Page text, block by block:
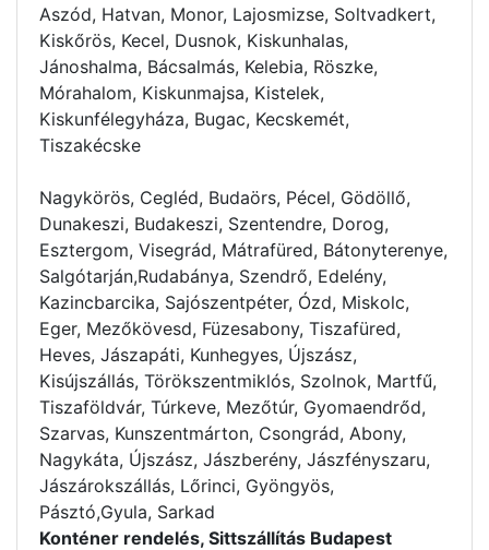
Aszód, Hatvan, Monor, Lajosmizse, Soltvadkert,
Kiskőrös, Kecel, Dusnok, Kiskunhalas,
Jánoshalma, Bácsalmás, Kelebia, Röszke,
Mórahalom, Kiskunmajsa, Kistelek,
Kiskunfélegyháza, Bugac, Kecskemét,
Tiszakécske
Nagykörös, Cegléd, Budaörs, Pécel, Gödöllő,
Dunakeszi, Budakeszi, Szentendre, Dorog,
Esztergom, Visegrád, Mátrafüred, Bátonyterenye,
Salgótarján,Rudabánya, Szendrő, Edelény,
Kazincbarcika, Sajószentpéter, Ózd, Miskolc,
Eger, Mezőkövesd, Füzesabony, Tiszafüred,
Heves, Jászapáti, Kunhegyes, Újszász,
Kisújszállás, Törökszentmiklós, Szolnok, Martfű,
Tiszaföldvár, Túrkeve, Mezőtúr, Gyomaendrőd,
Szarvas, Kunszentmárton, Csongrád, Abony,
Nagykáta, Újszász, Jászberény, Jászfényszaru,
Jászárokszállás, Lőrinci, Gyöngyös,
Pásztó,Gyula, Sarkad
Konténer rendelés, Sittszállítás Budapest